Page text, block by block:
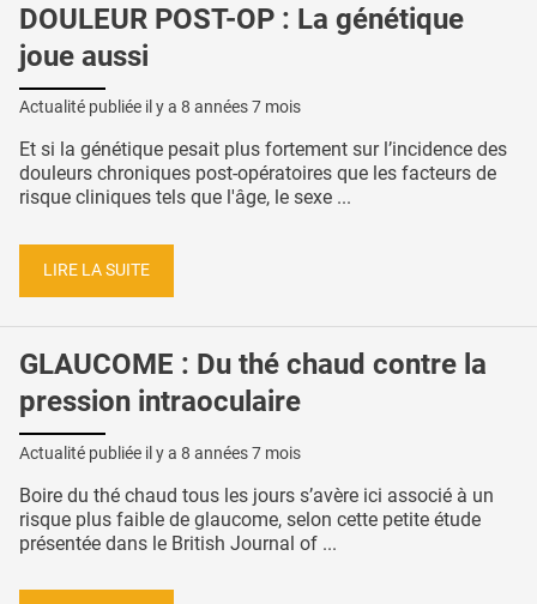
DOULEUR POST-OP : La génétique
joue aussi
Actualité publiée il y a 8 années 7 mois
Et si la génétique pesait plus fortement sur l’incidence des
douleurs chroniques post-opératoires que les facteurs de
risque cliniques tels que l'âge, le sexe ...
LIRE LA SUITE
GLAUCOME : Du thé chaud contre la
pression intraoculaire
Actualité publiée il y a 8 années 7 mois
Boire du thé chaud tous les jours s’avère ici associé à un
risque plus faible de glaucome, selon cette petite étude
présentée dans le British Journal of ...